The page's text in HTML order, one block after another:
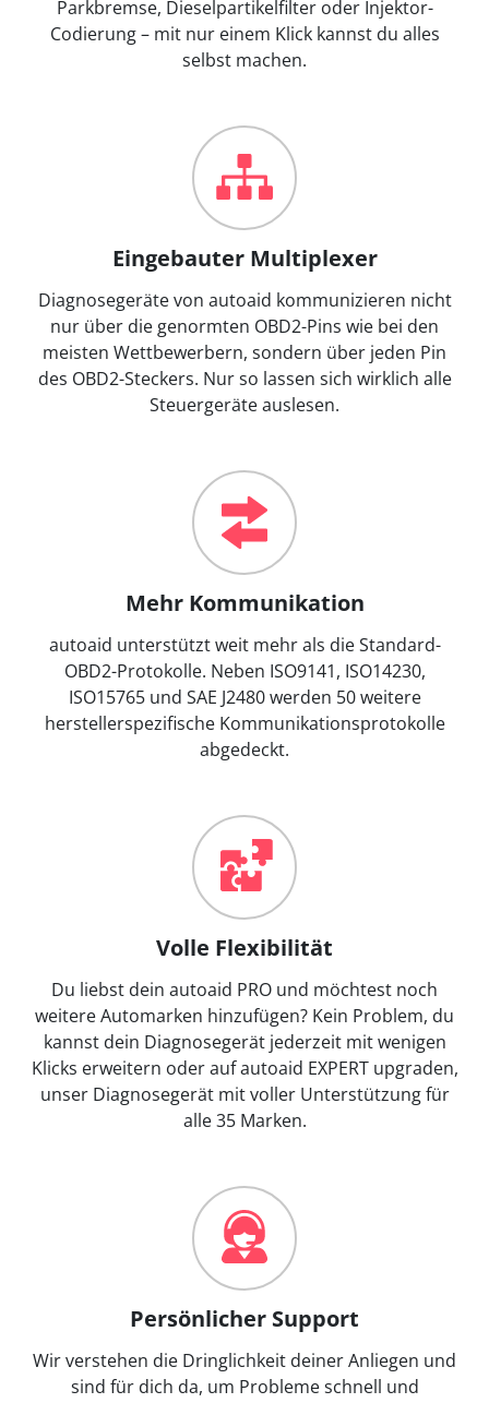
Parkbremse, Dieselpartikelfilter oder Injektor-
Codierung – mit nur einem Klick kannst du alles
selbst machen.
Eingebauter Multiplexer
Diagnosegeräte von autoaid kommunizieren nicht
nur über die genormten OBD2-Pins wie bei den
meisten Wettbewerbern, sondern über jeden Pin
des OBD2-Steckers. Nur so lassen sich wirklich alle
Steuergeräte auslesen.
Mehr Kommunikation
autoaid unterstützt weit mehr als die Standard-
OBD2-Protokolle. Neben ISO9141, ISO14230,
ISO15765 und SAE J2480 werden 50 weitere
herstellerspezifische Kommunikationsprotokolle
abgedeckt.
Volle Flexibilität
Du liebst dein autoaid PRO und möchtest noch
weitere Automarken hinzufügen? Kein Problem, du
kannst dein Diagnosegerät jederzeit mit wenigen
Klicks erweitern oder auf autoaid EXPERT upgraden,
unser Diagnosegerät mit voller Unterstützung für
alle 35 Marken.
Persönlicher Support
Wir verstehen die Dringlichkeit deiner Anliegen und
sind für dich da, um Probleme schnell und